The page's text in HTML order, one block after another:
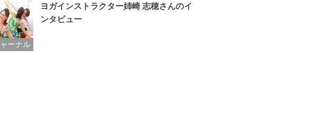
ーナル
ヨガインストラクター姉崎 志穂さんのイ
ンタビュー